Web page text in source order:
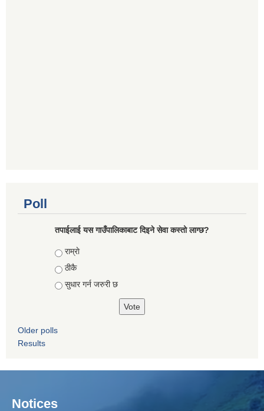
Poll
तपाईलाई यस गाउँपालिकाबाट दिइने सेवा कस्तो लाग्छ?
Choices
राम्राे
ठीकै
सुधार गर्न जरुरी छ
Older polls
Results
Notices